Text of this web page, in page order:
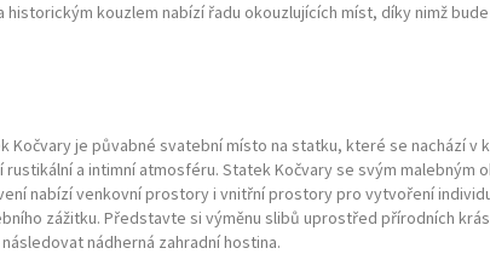
kouzlem nabízí řadu okouzlujících míst, díky nimž
Kočvary je půvabné svatební místo na statku, které se nachází v
rustikální a intimní atmosféru. Statek Kočvary se svým malebným
nabízí venkovní prostory i vnitřní prostory pro vytvoření
zážitku. Představte si výměnu slibů uprostřed přírodních
nádherná zahradní hostina.